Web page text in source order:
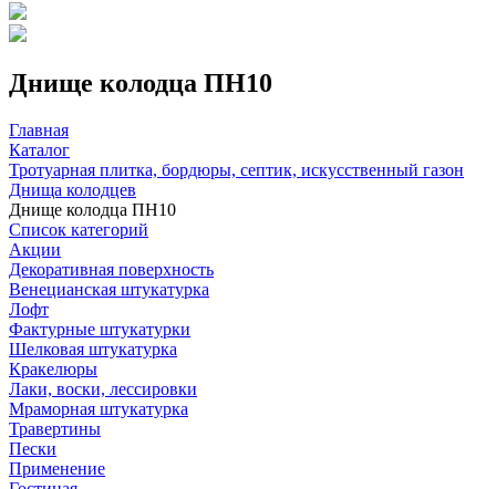
Днище колодца ПН10
Главная
Каталог
Тротуарная плитка, бордюры, септик, искусственный газон
Днища колодцев
Днище колодца ПН10
Список категорий
Акции
Декоративная поверхность
Венецианская штукатурка
Лофт
Фактурные штукатурки
Шелковая штукатурка
Кракелюры
Лаки, воски, лессировки
Мраморная штукатурка
Травертины
Пески
Применение